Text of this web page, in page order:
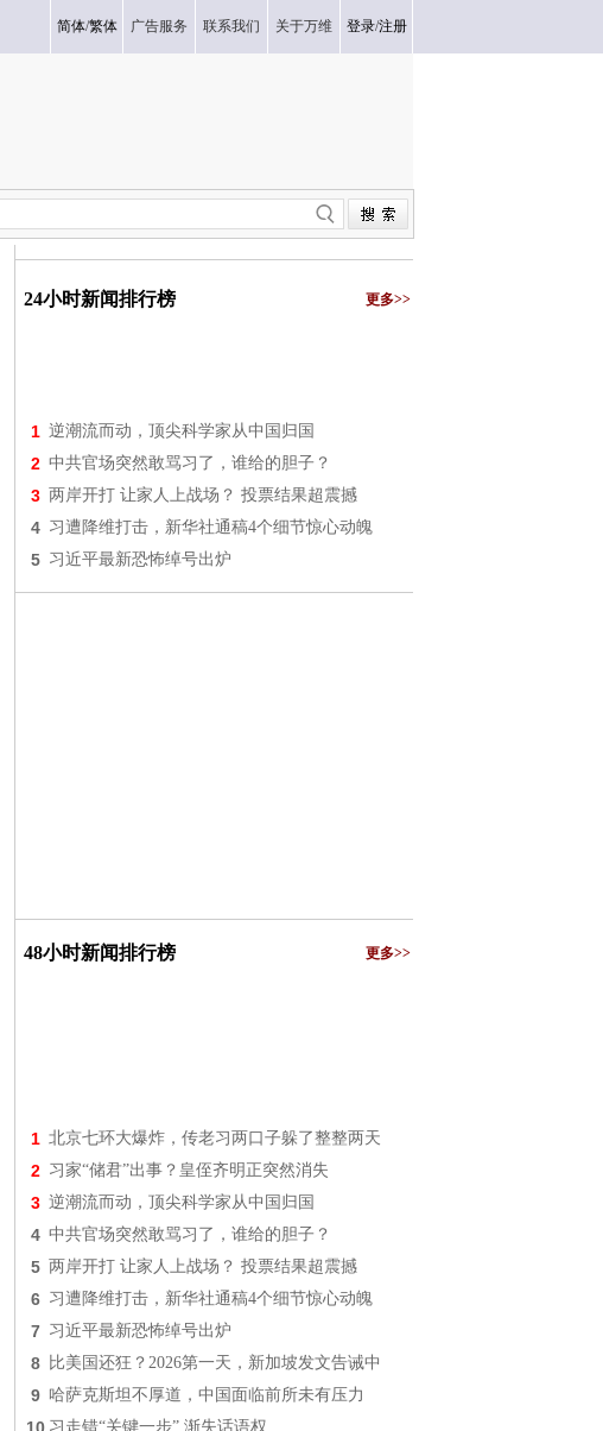
简体/繁体 广告服务 联系我们 关于万维 登录/注册
24小时新闻排行榜 更多>>
1 逆潮流而动，顶尖科学家从中国归国
2 中共官场突然敢骂习了，谁给的胆子？
3 两岸开打 让家人上战场？ 投票结果超震撼
4 习遭降维打击，新华社通稿4个细节惊心动魄
5 习近平最新恐怖绰号出炉
48小时新闻排行榜 更多>>
1 北京七环大爆炸，传老习两口子躲了整整两天
2 习家“储君”出事？皇侄齐明正突然消失
3 逆潮流而动，顶尖科学家从中国归国
4 中共官场突然敢骂习了，谁给的胆子？
5 两岸开打 让家人上战场？ 投票结果超震撼
6 习遭降维打击，新华社通稿4个细节惊心动魄
7 习近平最新恐怖绰号出炉
8 比美国还狂？2026第一天，新加坡发文告诫中
9 哈萨克斯坦不厚道，中国面临前所未有压力
习走错“关键一步” 渐失话语权